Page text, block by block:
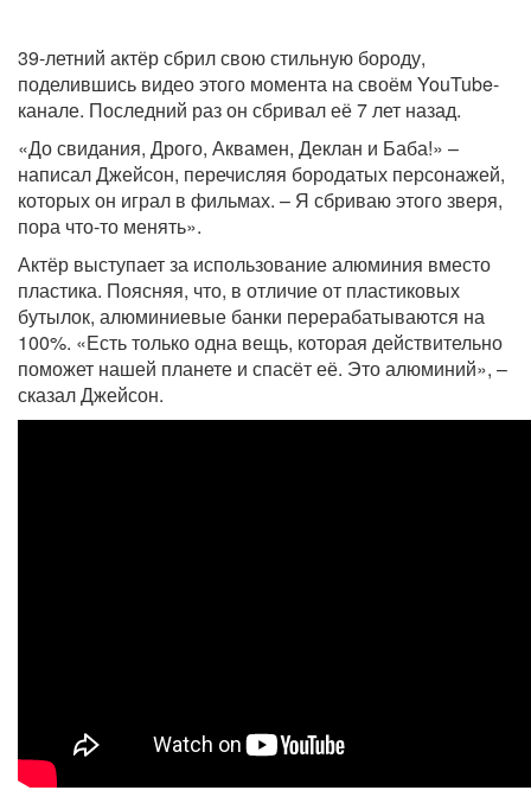
39-летний актёр сбрил свою стильную бороду,
поделившись видео этого момента на своём YouTube-
канале. Последний раз он сбривал её 7 лет назад.
«До свидания, Дрого, Аквамен, Деклан и Баба!» –
написал Джейсон, перечисляя бородатых персонажей,
которых он играл в фильмах. – Я сбриваю этого зверя,
пора что-то менять».
Актёр выступает за использование алюминия вместо
пластика. Поясняя, что, в отличие от пластиковых
бутылок, алюминиевые банки перерабатываются на
100%. «Есть только одна вещь, которая действительно
поможет нашей планете и спасёт её. Это алюминий», –
сказал Джейсон.